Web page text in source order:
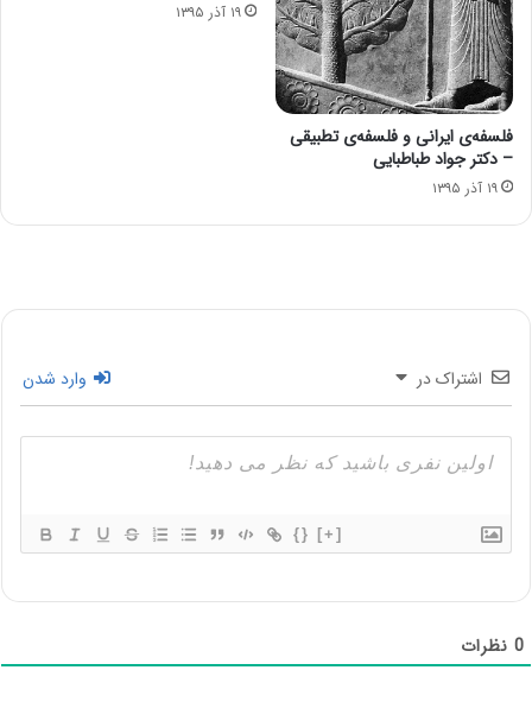
فلسفه‌ی ایرانی و فلسفه‌ی تطبیقی
– دکتر جواد طباطبایی
۱۹ آذر ۱۳۹۵
۱۹ آذر ۱۳۹۵
اشتراک در وارد شدن
{} [+]
0 نظرات